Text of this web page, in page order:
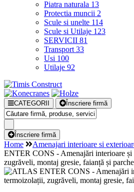
Piatra naturala 13
Protectia muncii 2
Scule si unelte 114
Scule si Utilaje 123
SERVICII 81
Transport 33
Usi 100
Utilaje 92
CATEGORII Înscriere firmă
Înscriere firmă
Home Amenajari interioare si
ENTER CONS - Amenajări interioare și
zugrăveli, montaj gresie, faianță și